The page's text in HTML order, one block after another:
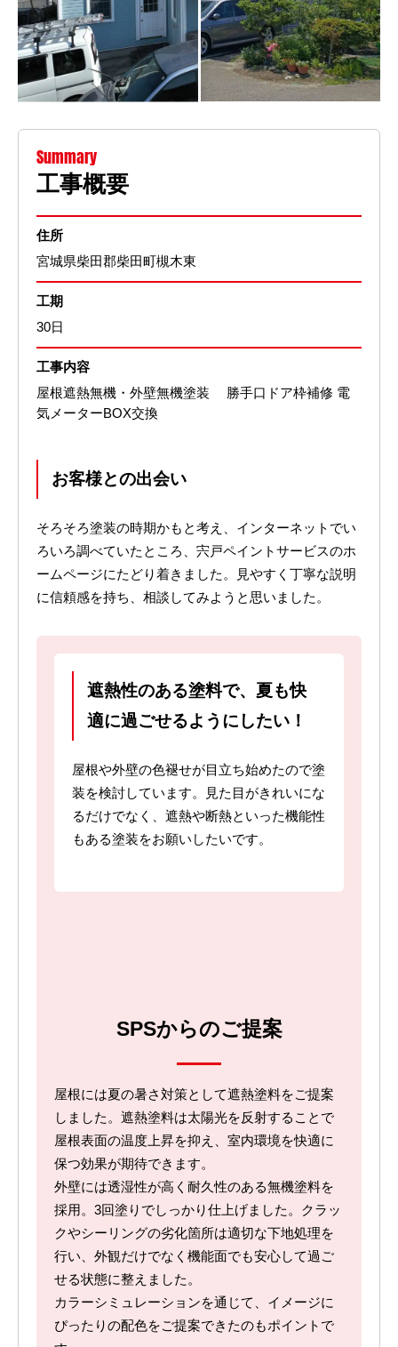
Summary
工事概要
住所
宮城県柴田郡柴田町槻木東
工期
30日
工事内容
屋根遮熱無機・外壁無機塗装 勝手口ドア枠補修 電
気メーターBOX交換
お客様との出会い
そろそろ塗装の時期かもと考え、インターネットでい
ろいろ調べていたところ、宍戸ペイントサービスのホ
ームページにたどり着きました。見やすく丁寧な説明
に信頼感を持ち、相談してみようと思いました。
遮熱性のある塗料で、夏も快
適に過ごせるようにしたい！
屋根や外壁の色褪せが目立ち始めたので塗
装を検討しています。見た目がきれいにな
るだけでなく、遮熱や断熱といった機能性
もある塗装をお願いしたいです。
SPSからのご提案
屋根には夏の暑さ対策として遮熱塗料をご提案
しました。遮熱塗料は太陽光を反射することで
屋根表面の温度上昇を抑え、室内環境を快適に
保つ効果が期待できます。
外壁には透湿性が高く耐久性のある無機塗料を
採用。3回塗りでしっかり仕上げました。クラッ
クやシーリングの劣化箇所は適切な下地処理を
行い、外観だけでなく機能面でも安心して過ご
せる状態に整えました。
カラーシミュレーションを通じて、イメージに
ぴったりの配色をご提案できたのもポイントで